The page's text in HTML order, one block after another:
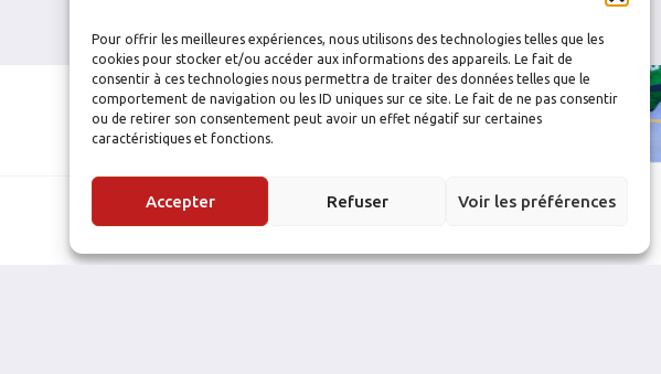
Pour offrir les meilleures expériences, nous utilisons des technologies telles que les
cookies pour stocker et/ou accéder aux informations des appareils. Le fait de
consentir à ces technologies nous permettra de traiter des données telles que le
comportement de navigation ou les ID uniques sur ce site. Le fait de ne pas consentir
ou de retirer son consentement peut avoir un effet négatif sur certaines
caractéristiques et fonctions.
Accepter Refuser Voir les préférences